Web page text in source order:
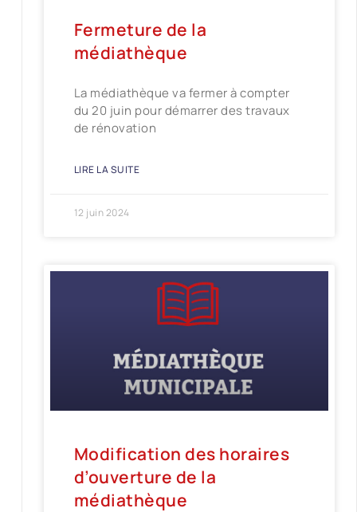
Fermeture de la
médiathèque
La médiathèque va fermer à compter
du 20 juin pour démarrer des travaux
de rénovation
LIRE LA SUITE
12 juin 2024
Modification des horaires
d’ouverture de la
médiathèque